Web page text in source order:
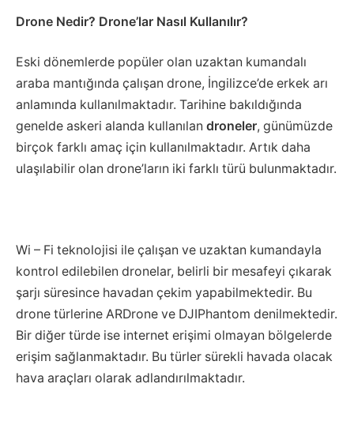
Drone Nedir? Drone’lar Nasıl Kullanılır?
Eski dönemlerde popüler olan uzaktan kumandalı
araba mantığında çalışan drone, İngilizce’de erkek arı
anlamında kullanılmaktadır. Tarihine bakıldığında
genelde askeri alanda kullanılan droneler, günümüzde
birçok farklı amaç için kullanılmaktadır. Artık daha
ulaşılabilir olan drone’ların iki farklı türü bulunmaktadır.
Wi – Fi teknolojisi ile çalışan ve uzaktan kumandayla
kontrol edilebilen dronelar, belirli bir mesafeyi çıkarak
şarjı süresince havadan çekim yapabilmektedir. Bu
drone türlerine ARDrone ve DJIPhantom denilmektedir.
Bir diğer türde ise internet erişimi olmayan bölgelerde
erişim sağlanmaktadır. Bu türler sürekli havada olacak
hava araçları olarak adlandırılmaktadır.